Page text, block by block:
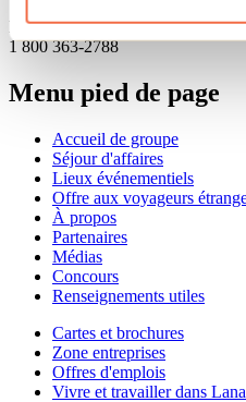
Visualiser
Besoin d'information?
1 800 363-2788
Menu pied de page
Accueil de groupe
Séjour d'affaires
Lieux événementiels
Offre aux voyageurs
À propos
Partenaires
Médias
Concours
Renseignements utiles
Cartes et brochures
Zone entreprises
Offres d'emplois
Vivre et travailler dans